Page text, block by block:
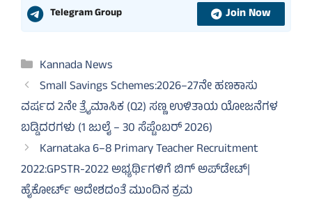
Telegram Group Join Now
Categories
Kannada News
Small Savings Schemes:2026–27ನೇ ಹಣಕಾಸು
ವರ್ಷದ 2ನೇ ತ್ರೈಮಾಸಿಕ (Q2) ಸಣ್ಣ ಉಳಿತಾಯ ಯೋಜನೆಗಳ
ಬಡ್ಡಿದರಗಳು (1 ಜುಲೈ – 30 ಸೆಪ್ಟೆಂಬರ್ 2026)
Karnataka 6–8 Primary Teacher Recruitment
2022:GPSTR-2022 ಅಭ್ಯರ್ಥಿಗಳಿಗೆ ಬಿಗ್ ಅಪ್‌ಡೇಟ್|
ಹೈಕೋರ್ಟ್ ಆದೇಶದಂತೆ ಮುಂದಿನ ಕ್ರಮ